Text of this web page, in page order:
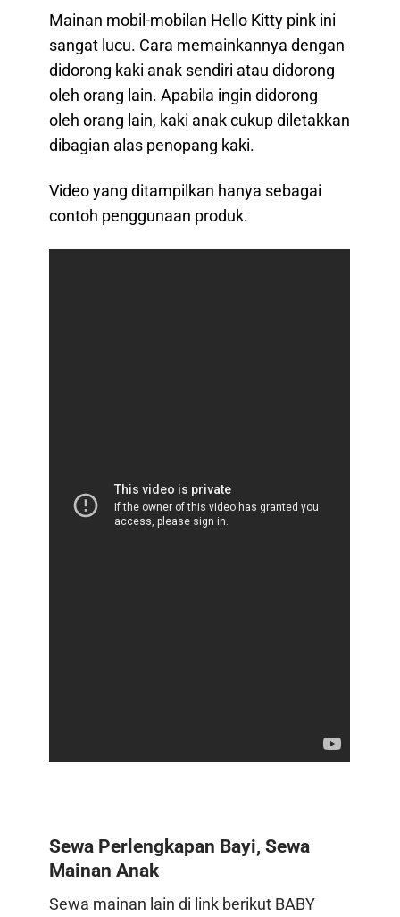
Mainan mobil-mobilan Hello Kitty pink ini
sangat lucu. Cara memainkannya dengan
didorong kaki anak sendiri atau didorong
oleh orang lain. Apabila ingin didorong
oleh orang lain, kaki anak cukup diletakkan
dibagian alas penopang kaki.
Video yang ditampilkan hanya sebagai
contoh penggunaan produk.
Sewa Perlengkapan Bayi, Sewa
Mainan Anak
Sewa mainan lain di link berikut BABY